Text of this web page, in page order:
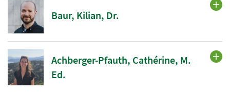
Baur, Kilian, Dr.
Achberger-Pfauth, Cathérine, M.
Ed.